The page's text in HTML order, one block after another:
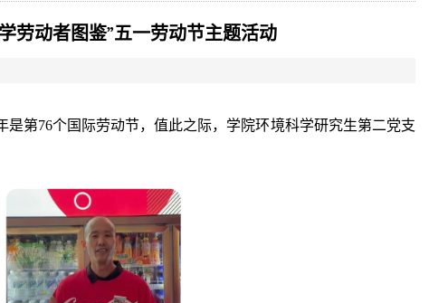
劳动者图鉴”五一劳动节主题活动
第76个国际劳动节，值此之际，学院环境科学研究生第二党支